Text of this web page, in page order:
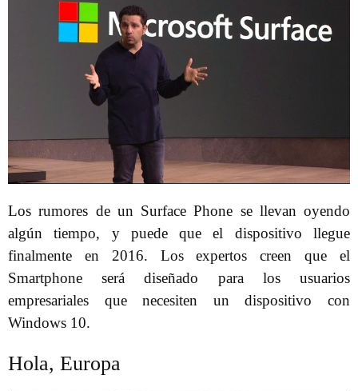
Los rumores de un Surface Phone se llevan oyendo
algún tiempo, y puede que el dispositivo llegue
finalmente en 2016. Los expertos creen que el
Smartphone será diseñado para los usuarios
empresariales que necesiten un dispositivo con
Windows 10.
Hola, Europa